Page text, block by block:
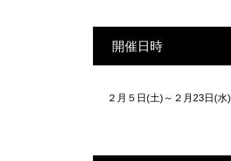
開催日時
２月５日(土)～２月23日(水)